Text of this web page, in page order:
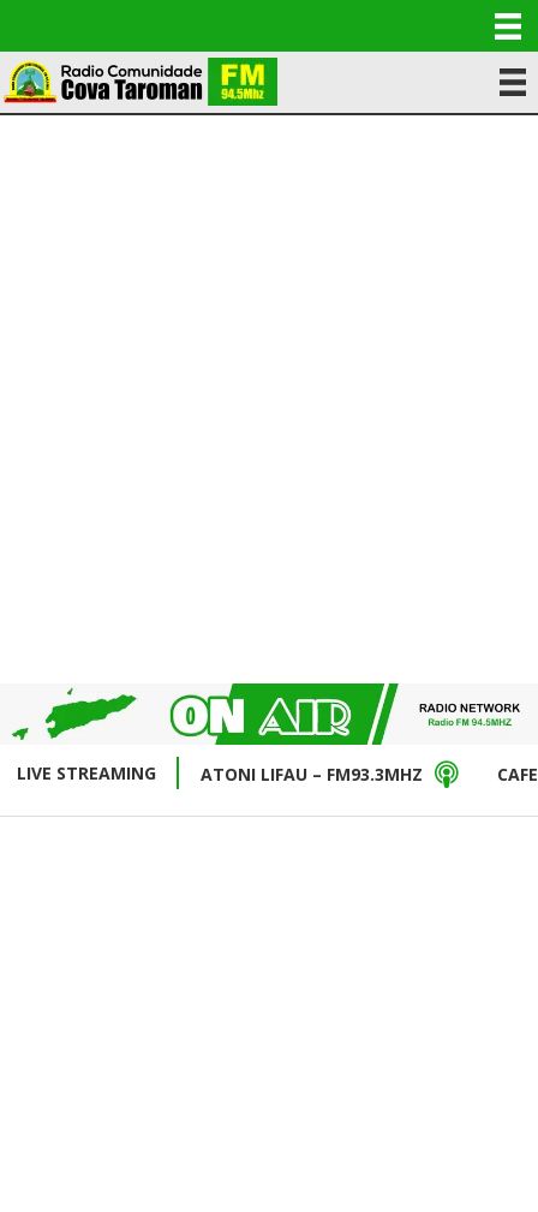
LIVE STREAMING ATONI LIFAU – FM93.3MHZ